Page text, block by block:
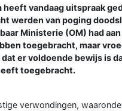
heeft vandaag uitspraak
werden van poging
Ministerie (OM) had
toegebracht, maar
er voldoende bewijs is
toegebracht.
verwondingen,